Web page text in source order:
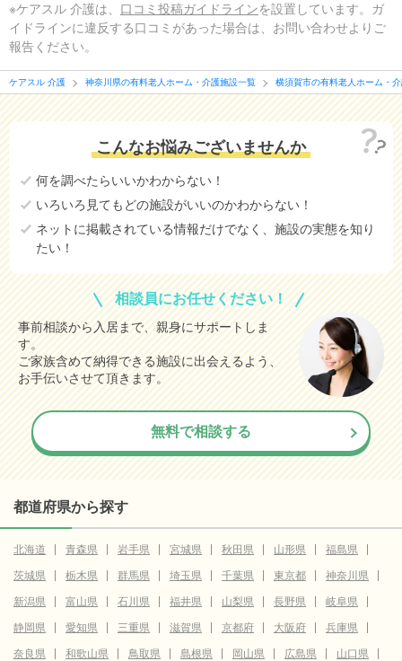
※ケアスル 介護は、 口コミ投稿ガイドラインを設置しています。ガ
イドラインに違反する口コミがあった場合は、お問い合わせよりご
報告ください。
ケアスル 介護 神奈川県の有料老人ホーム・介護施設一覧 横須賀市の有料老人ホーム・
こんなお悩みございませんか
何を調べたらいいかわからない！
いろいろ見てもどの施設がいいのかわからない！
ネットに掲載されている情報だけでなく、施設の実態を知り
たい！
相談員にお任せください！
事前相談から入居まで、親身にサポートしま
す。
ご家族含めて納得できる施設に出会えるよう、
お手伝いさせて頂きます。
無料で相談する
都道府県から探す
北海道 青森県 岩手県 宮城県 秋田県 山形県
福島県
茨城県
栃木県 群馬県 埼玉県 千葉県 東京都
神奈川県
新潟県
富山県 石川県 福井県 山梨県 長野県
岐阜県
静岡県
愛知県 三重県 滋賀県 京都府 大阪府
兵庫県
奈良県
和歌山県 鳥取県 島根県 岡山県 広島県
山口県